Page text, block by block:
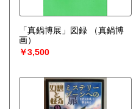
「真鍋博展」図録
（真鍋博
画）
￥3,500